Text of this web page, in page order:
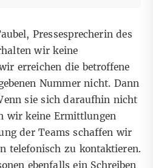
Pressesprecherin des
wir keine
erreichen die betroffene
Nummer nicht. Dann
sie sich daraufhin nicht
wir keine Ermittlungen
der Teams schaffen wir
telefonisch zu kontaktieren.
ebenfalls ein Schreiben